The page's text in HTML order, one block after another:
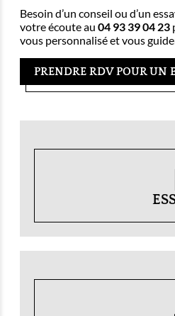
Besoin d’un conseil ou d’un
votre écoute au 04 93 39 04 23
vous personnalisé et vous
PRENDRE RDV POUR UN